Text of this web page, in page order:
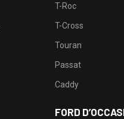
T-Roc
T-Cross
Touran
Passat
Caddy
FORD